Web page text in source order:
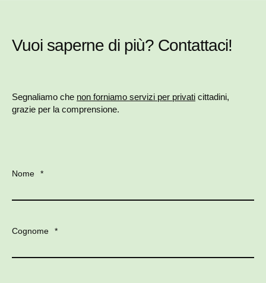
Vuoi saperne di più? Contattaci!
Segnaliamo che non forniamo servizi per privati cittadini,
grazie per la comprensione.
Nome *
Cognome *